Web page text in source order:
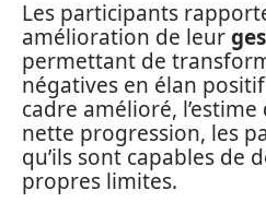
Les participants
amélioration de leur
permettant de
négatives en élan positif
cadre amélioré,
nette progression, les
qu’ils sont capables de
propres limites.